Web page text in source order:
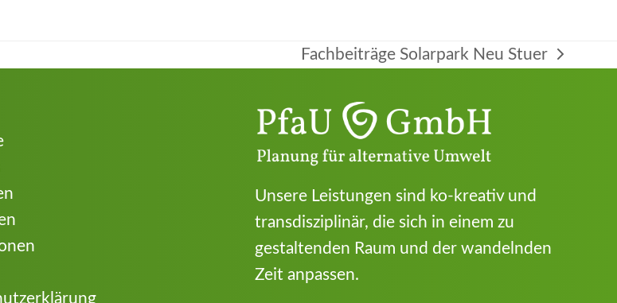
Nächster
Fachbeiträge Solarpark Neu Stuer
Unsere Leistungen sind ko-kreativ und
transdisziplinär, die sich in einem zu
gestaltenden Raum und der wandelnden
Zeit anpassen.